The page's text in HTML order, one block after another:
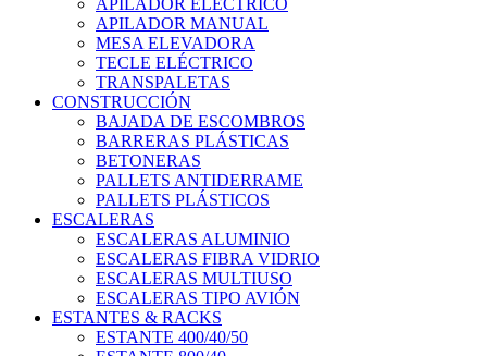
APILADOR MANUAL
MESA ELEVADORA
TECLE ELÉCTRICO
TRANSPALETAS
CONSTRUCCIÓN
BAJADA DE ESCOMBROS
BARRERAS PLÁSTICAS
BETONERAS
PALLETS ANTIDERRAME
PALLETS PLÁSTICOS
ESCALERAS
ESCALERAS ALUMINIO
ESCALERAS FIBRA VIDRIO
ESCALERAS MULTIUSO
ESCALERAS TIPO AVIÓN
ESTANTES & RACKS
ESTANTE 400/40/50